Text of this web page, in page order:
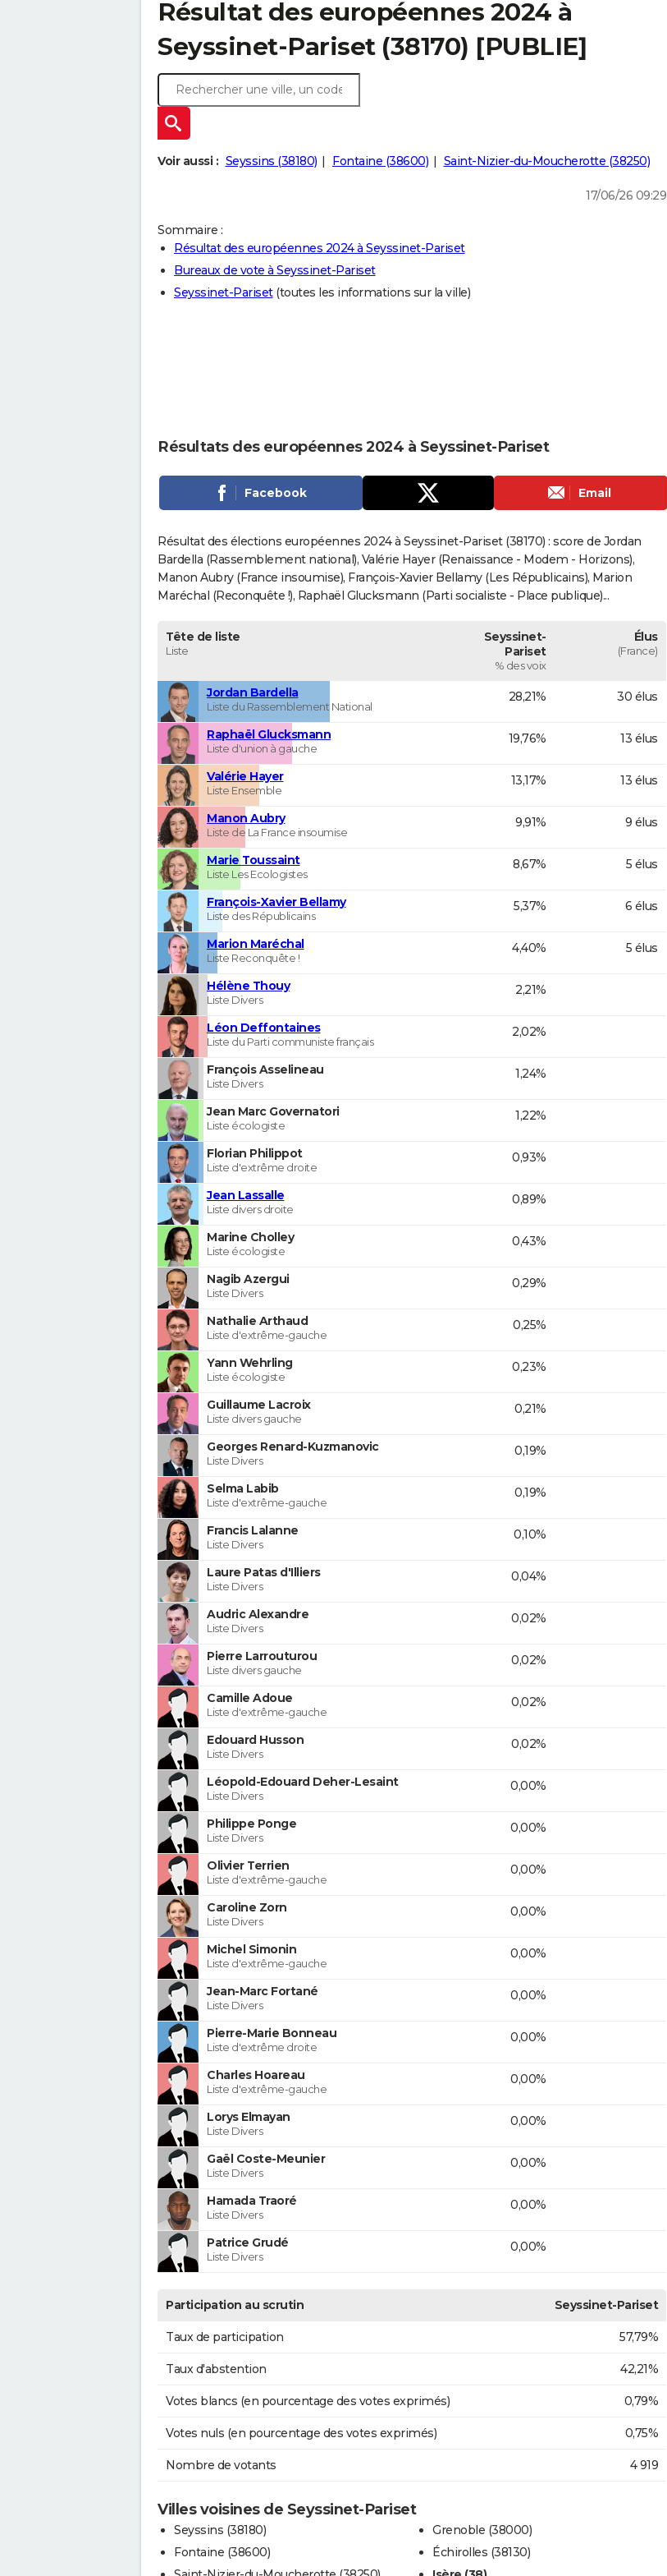
Résultat des européennes 2024 à
Seyssinet-Pariset (38170) [PUBLIE]
Voir aussi : Seyssins (38180) Fontaine (38600) Saint-Nizier-du-Moucherotte (38250)
17/06/26 09:29
Sommaire :
Résultat des européennes 2024 à Seyssinet-Pariset
Bureaux de vote à Seyssinet-Pariset
Seyssinet-Pariset(toutes les informations sur la ville)
Résultats des européennes 2024 à Seyssinet-Pariset
Facebook Email
Résultat des élections européennes 2024 à Seyssinet-Pariset (38170) : score de Jordan
Bardella (Rassemblement national), Valérie Hayer (Renaissance - Modem - Horizons),
Manon Aubry (France insoumise), François-Xavier Bellamy (Les Républicains), Marion
Maréchal (Reconquête !), Raphaël Glucksmann (Parti socialiste - Place publique)...
Tête de liste
Liste
Seyssinet-
Pariset
% des voix
Élus
(France)
Jordan Bardella
Liste du Rassemblement National
28,21% 30 élus
Raphaël Glucksmann
Liste d'union à gauche
19,76% 13 élus
Valérie Hayer
Liste Ensemble
13,17% 13 élus
Manon Aubry
Liste de La France insoumise
9,91% 9 élus
Marie Toussaint
Liste Les Ecologistes
8,67% 5 élus
François-Xavier Bellamy
Liste des Républicains
5,37% 6 élus
Marion Maréchal
Liste Reconquête !
4,40% 5 élus
Hélène Thouy
Liste Divers
2,21%
Léon Deffontaines
Liste du Parti communiste français
2,02%
François Asselineau
Liste Divers
1,24%
Jean Marc Governatori
Liste écologiste
1,22%
Florian Philippot
Liste d'extrême droite
0,93%
Jean Lassalle
Liste divers droite
0,89%
Marine Cholley
Liste écologiste
0,43%
Nagib Azergui
Liste Divers
0,29%
Nathalie Arthaud
Liste d'extrême-gauche
0,25%
Yann Wehrling
Liste écologiste
0,23%
Guillaume Lacroix
Liste divers gauche
0,21%
Georges Renard-Kuzmanovic
Liste Divers
0,19%
Selma Labib
Liste d'extrême-gauche
0,19%
Francis Lalanne
Liste Divers
0,10%
Laure Patas d'Illiers
Liste Divers
0,04%
Audric Alexandre
Liste Divers
0,02%
Pierre Larrouturou
Liste divers gauche
0,02%
Camille Adoue
Liste d'extrême-gauche
0,02%
Edouard Husson
Liste Divers
0,02%
Léopold-Edouard Deher-Lesaint
Liste Divers
0,00%
Philippe Ponge
Liste Divers
0,00%
Olivier Terrien
Liste d'extrême-gauche
0,00%
Caroline Zorn
Liste Divers
0,00%
Michel Simonin
Liste d'extrême-gauche
0,00%
Jean-Marc Fortané
Liste Divers
0,00%
Pierre-Marie Bonneau
Liste d'extrême droite
0,00%
Charles Hoareau
Liste d'extrême-gauche
0,00%
Lorys Elmayan
Liste Divers
0,00%
Gaël Coste-Meunier
Liste Divers
0,00%
Hamada Traoré
Liste Divers
0,00%
Patrice Grudé
Liste Divers
0,00%
Participation au scrutin Seyssinet-Pariset
Taux de participation 57,79%
Taux d'abstention 42,21%
Votes blancs (en pourcentage des votes exprimés) 0,79%
Votes nuls (en pourcentage des votes exprimés) 0,75%
Nombre de votants 4 919
Villes voisines de Seyssinet-Pariset
Seyssins (38180)
Fontaine (38600)
Grenoble (38000)
Échirolles (38130)